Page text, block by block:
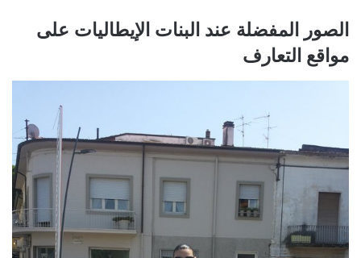
الصور المفضلة عند البنات الإيطاليات على
مواقع التعارف